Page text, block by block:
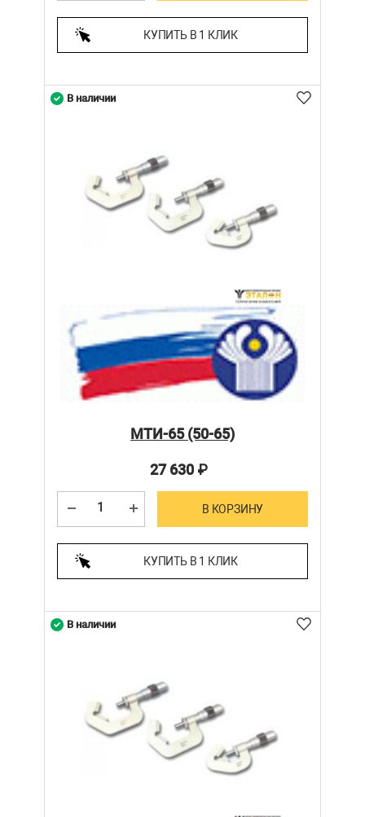
КУПИТЬ В 1 КЛИК
МТИ-65 (50-65)
27 630₽
В КОРЗИНУ
КУПИТЬ В 1 КЛИК
В наличии
В наличии